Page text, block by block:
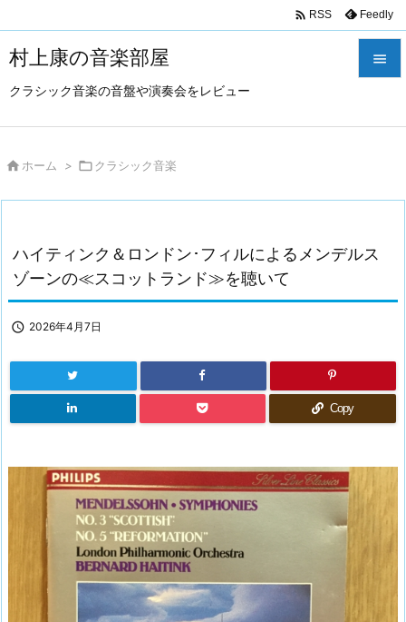
村上康の音楽部屋
クラシック音楽の音盤や演奏会をレビュー

次へ
検索
 RSS Feedly
 ホーム > クラシック音楽
ハイティンク＆ロンドン･フィルによるメンデルス
ゾーンの≪スコットランド≫を聴いて
 2026年4月7日
Copy